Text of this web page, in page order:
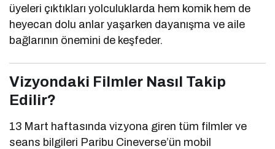
üyeleri çıktıkları yolculuklarda hem komik hem de
heyecan dolu anlar yaşarken dayanışma ve aile
bağlarının önemini de keşfeder.
Vizyondaki Filmler Nasıl Takip
Edilir?
13 Mart haftasında vizyona giren tüm filmler ve
seans bilgileri Paribu Cineverse’ün mobil